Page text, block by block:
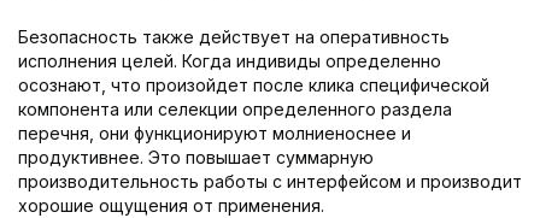
Безопасность также действует на оперативность
исполнения целей. Когда индивиды определенно
осознают, что произойдет после клика специфической
компонента или селекции определенного раздела
перечня, они функционируют молниеноснее и
продуктивнее. Это повышает суммарную
производительность работы с интерфейсом и производит
хорошие ощущения от применения.